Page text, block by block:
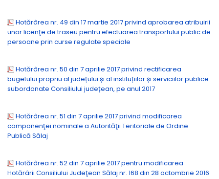
Hotărârea nr. 49 din 17 martie 2017 privind aprobarea atribuirii
unor licenţe de traseu pentru efectuarea transportului public de
persoane prin curse regulate speciale
Hotărârea nr. 50 din 7 aprilie 2017 privind rectificarea
bugetului propriu al județului și al instituțiilor și serviciilor publice
subordonate Consiliului județean, pe anul 2017
Hotărârea nr. 51 din 7 aprilie 2017 privind modificarea
componenţei nominale a Autorităţii Teritoriale de Ordine
Publică Sălaj
Hotărârea nr. 52 din 7 aprilie 2017 pentru modificarea
Hotărârii Consiliului Judeţean Sălaj nr. 168 din 28 octombrie 2016